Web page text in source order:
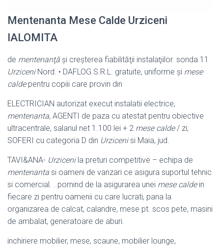
Mentenanta Mese Calde Urziceni
IALOMITA
de mentenanţăşi creşterea fiabilităţii instalaţiilor. sonda 11
UrziceniNord. • DAFLOG S.R.L. gratuite, uniforme şi mese
caldepentru copiii care provin din
ELECTRICIAN autorizat execut instalatii electrice,
mentenanta, AGENTI de paza cu atestat pentru obiective
ultracentrale, salariul net 1.100 lei + 2 mese calde/ zi;
SOFERI cu categoria D din Urzicenisi Maia, jud.
TAVI&ANA- Urzicenila preturi competitive – echipa de
mentenanta si oameni de vanzari ce asigura suportul tehnic
si comercial. . pornind de la asigurarea unei mese caldein
fiecare zi pentru oamenii cu care lucrati, pana la
organizarea de calcat, calandre, mese pt. scos pete, masini
de ambalat, generatoare de aburi.
inchiriere mobilier, mese, scaune, mobilier lounge,